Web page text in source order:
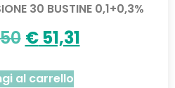
30 BUSTINE 0,1+0,3%
€51,31
al carrello